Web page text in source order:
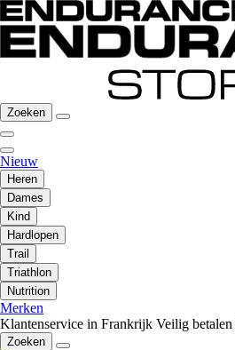
Zoeken
Nieuw
Heren
Dames
Kind
Hardlopen
Trail
Triathlon
Nutrition
Merken
Klantenservice in Frankrijk Veilig betalen
Zoeken